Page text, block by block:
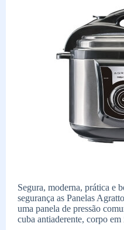
Segura, moderna, prática e
segurança as Panelas
uma panela de pressão
cuba antiaderente, corpo